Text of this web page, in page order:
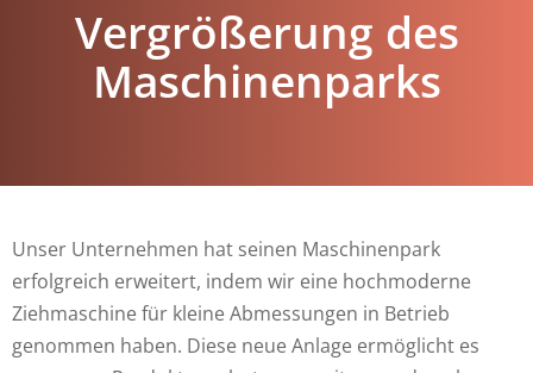
Vergrößerung des
Maschinenparks
Unser Unternehmen hat seinen Maschinenpark
erfolgreich erweitert, indem wir eine hochmoderne
Ziehmaschine für kleine Abmessungen in Betrieb
genommen haben. Diese neue Anlage ermöglicht es